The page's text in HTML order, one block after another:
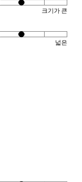
크기가 큰
넓은